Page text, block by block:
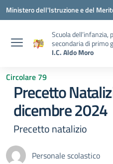
Vai ai contenuti
Vai al menu di navigazione
Vai al footer
Ministero dell'Istruzione e del
Scuola dell’infanzia,
secondaria di primo
I.C. Aldo Moro
Circolare 79
Precetto
dicembre 2024
Precetto natalizio
Personale scolastico